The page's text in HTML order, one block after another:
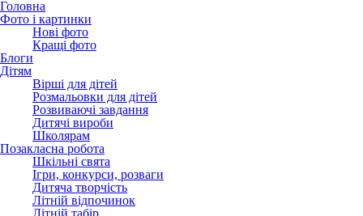
Головна
Фото і картинки
Нові фото
Кращі фото
Блоги
Дітям
Вірші для дітей
Розмальовки для дітей
Розвиваючі завдання
Дитячі вироби
Школярам
Позакласна робота
Шкільні свята
Ігри, конкурси, розваги
Дитяча творчість
Літній відпочинок
Літній табір